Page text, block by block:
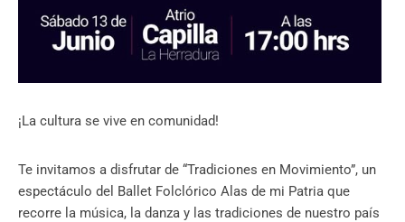
¡La cultura se vive en comunidad!
Te invitamos a disfrutar de “Tradiciones en Movimiento”, un
espectáculo del Ballet Folclórico Alas de mi Patria que
recorre la música, la danza y las tradiciones de nuestro país